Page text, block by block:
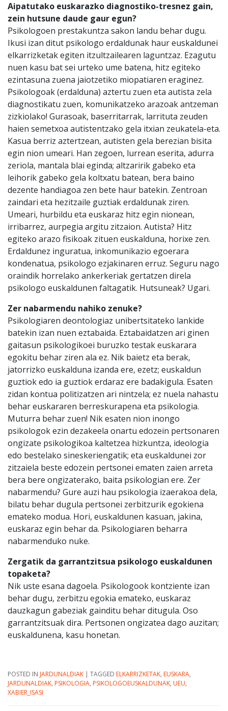
Aipatutako euskarazko diagnostiko-tresnez gain,
zein hutsune daude gaur egun?
Psikologoen prestakuntza sakon landu behar dugu.
Ikusi izan ditut psikologo erdaldunak haur euskaldunei
elkarrizketak egiten itzultzailearen laguntzaz. Ezagutu
nuen kasu bat sei urteko ume batena, hitz egiteko
ezintasuna zuena jaiotzetiko miopatiaren eraginez.
Psikologoak (erdalduna) aztertu zuen eta autista zela
diagnostikatu zuen, komunikatzeko arazoak antzeman
zizkiolako! Gurasoak, baserritarrak, larrituta zeuden
haien semetxoa autistentzako gela itxian zeukatela-eta.
Kasua berriz aztertzean, autisten gela berezian bisita
egin nion umeari. Han zegoen, lurrean eserita, adurra
zeriola, mantala blai eginda; altzaririk gabeko eta
leihorik gabeko gela koltxatu batean, bera baino
dezente handiagoa zen bete haur batekin. Zentroan
zaindari eta hezitzaile guztiak erdaldunak ziren.
Umeari, hurbildu eta euskaraz hitz egin nionean,
irribarrez, aurpegia argitu zitzaion. Autista? Hitz
egiteko arazo fisikoak zituen euskalduna, horixe zen.
Erdaldunez inguratua, inkomunikazio egoerara
kondenatua, psikologo ezjakinaren erruz. Seguru nago
oraindik horrelako ankerkeriak gertatzen direla
psikologo euskaldunen faltagatik. Hutsuneak? Ugari.
Zer nabarmendu nahiko zenuke?
Psikologiaren deontologiaz unibertsitateko lankide
batekin izan nuen eztabaida. Eztabaidatzen ari ginen
gaitasun psikologikoei buruzko testak euskarara
egokitu behar ziren ala ez. Nik baietz eta berak,
jatorrizko euskalduna izanda ere, ezetz; euskaldun
guztiok edo ia guztiok erdaraz ere badakigula. Esaten
zidan kontua politizatzen ari nintzela; ez nuela nahastu
behar euskararen berreskurapena eta psikologia.
Muturra behar zuen! Nik esaten nion inongo
psikologok ezin dezakeela onartu edozein pertsonaren
ongizate psikologikoa kaltetzea hizkuntza, ideologia
edo bestelako sineskeriengatik; eta euskaldunei zor
zitzaiela beste edozein pertsonei ematen zaien arreta
bera bere ongizaterako, baita psikologian ere. Zer
nabarmendu? Gure auzi hau psikologia izaerakoa dela,
bilatu behar dugula pertsonei zerbitzurik egokiena
emateko modua. Hori, euskaldunen kasuan, jakina,
euskaraz egin behar da. Psikologiaren beharra
nabarmenduko nuke.
Zergatik da garrantzitsua psikologo euskaldunen
topaketa?
Nik uste esana dagoela. Psikologook kontziente izan
behar dugu, zerbitzu egokia emateko, euskaraz
dauzkagun gabeziak gainditu behar ditugula. Oso
garrantzitsuak dira. Pertsonen ongizatea dago auzitan;
euskaldunena, kasu honetan.
POSTED IN JARDUNALDIAK | TAGGED ELKARRIZKETAK, EUSKARA,
JARDUNALDIAK, PSIKOLOGIA, PSIKOLOGOEUSKALDUNAK, UEU,
XABIER_ISASI